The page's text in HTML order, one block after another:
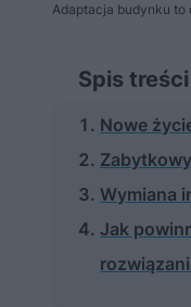
Adaptacja budynku to
Spis treści
Nowe
Wymiana
Jak